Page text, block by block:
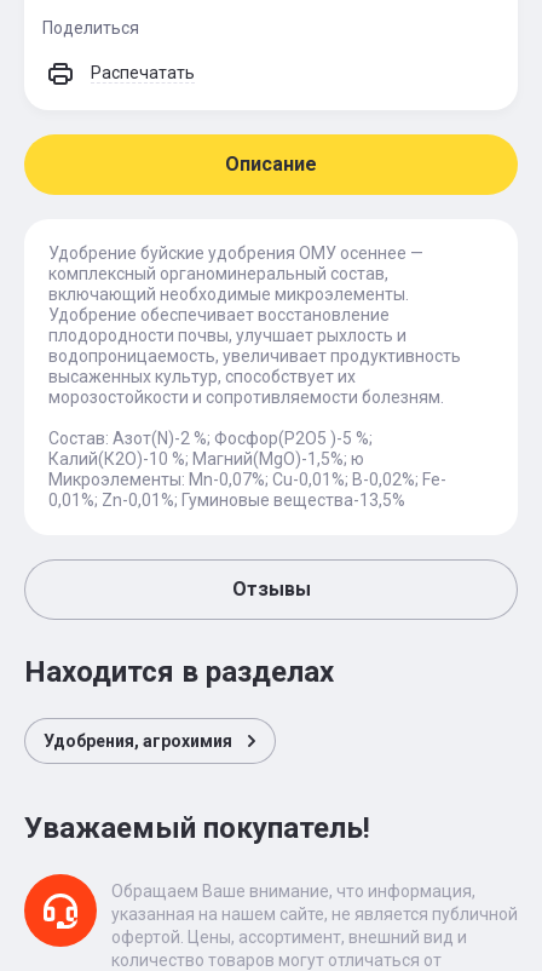
Поделиться
Распечатать
Описание
Удобрение буйские удобрения ОМУ осеннее —
комплексный органоминеральный состав,
включающий необходимые микроэлементы.
Удобрение обеспечивает восстановление
плодородности почвы, улучшает рыхлость и
водопроницаемость, увеличивает продуктивность
высаженных культур, способствует их
морозостойкости и сопротивляемости болезням.
Состав: Азот(N)-2 %; Фосфор(P2O5 )-5 %;
Калий(К2О)-10 %; Магний(MgO)-1,5%; ю
Микроэлементы: Mn-0,07%; Сu-0,01%; B-0,02%; Fe-
0,01%; Zn-0,01%; Гуминовые вещества-13,5%
Отзывы
Находится в разделах
Удобрения, агрохимия
Уважаемый покупатель!
Обращаем Ваше внимание, что информация,
указанная на нашем сайте, не является публичной
офертой. Цены, ассортимент, внешний вид и
количество товаров могут отличаться от